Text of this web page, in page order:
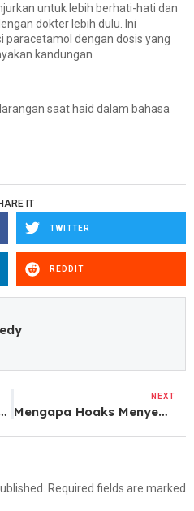
untuk lebih berhati-hati dan
dokter lebih dulu. Ini
paracetamol dengan dosis yang
kandungan
saat haid dalam bahasa
IT
TWITTER
REDDIT
Cek Sebelum Kegocek!
NEXT
Mengapa Hoaks Menyebar dan Bagaimana Kita Dapat Melawannya?
Required fields are marked